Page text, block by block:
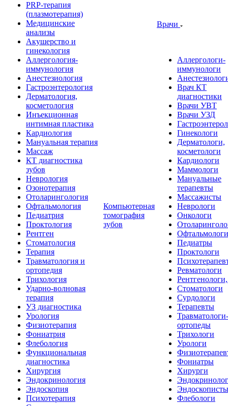
PRP-терапия
(плазмотерапия)
Медицинские
анализы
Акушерство и
гинекология
Аллергология-
иммунология
Анестезиология
Гастроэнтерология
Дерматология,
косметология
Инъекционная
интимная пластика
Кардиология
Мануальная терапия
Массаж
КТ диагностика
зубов
Неврология
Озонотерапия
Отоларингология
Офтальмология
Педиатрия
Проктология
Рентген
Стоматология
Терапия
Травматология и
ортопедия
Трихология
Ударно-волновая
терапия
УЗ диагностика
Урология
Физиотерапия
Фониатрия
Флебология
Функциональная
диагностика
Хирургия
Эндокринология
Эндоскопия
Психотерапия
Компьютерная
томография
зубов
Врачи
Аллергологи-
иммунологи
Врач КТ
диагностики
Врачи УВТ
Врачи УЗД
Гинекологи
Дерматологи,
косметологи
Кардиологи
Маммологи
Мануальные
терапевты
Массажисты
Неврологи
Онкологи
Офтальмологи
Педиатры
Проктологи
Ревматологи
Стоматологи
Сурдологи
Терапевты
Травматологи-
ортопеды
Трихологи
Урологи
Фониатры
Хирурги
Эндоскописты
Флебологи